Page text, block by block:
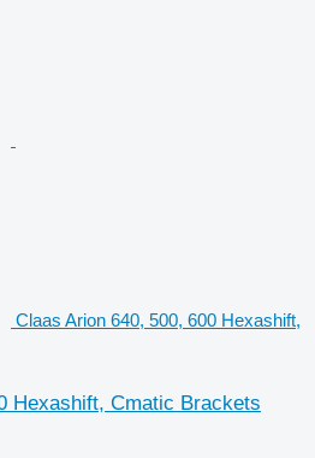
Claas Arion 640, 500, 600 Hexashift,
Hexashift, Cmatic Brackets